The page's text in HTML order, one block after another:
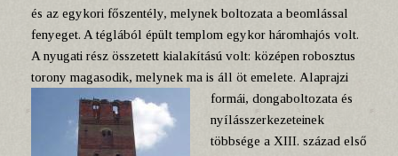
és az egykori főszentély, melynek boltozata a beomlással
fenyeget. A téglából épült templom egykor háromhajós volt.
A nyugati rész összetett kialakítású volt: középen robosztus
torony magasodik, melynek ma is áll öt emelete. Alaprajzi
formái, dongaboltozata és
nyílásszerkezeteinek
többsége a XIII. század első